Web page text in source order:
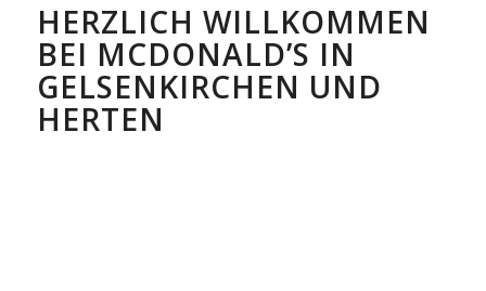
HERZLICH WILLKOMMEN
BEI MCDONALD’S IN
GELSENKIRCHEN UND
HERTEN